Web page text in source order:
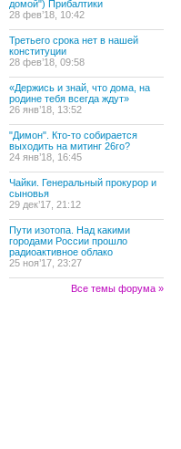
домой") Прибалтики
28 фев’18, 10:42
Третьего срока нет в нашей
конституции
28 фев’18, 09:58
«Держись и знай, что дома, на
родине тебя всегда ждут»
26 янв’18, 13:52
"Димон". Кто-то собирается
выходить на митинг 26го?
24 янв’18, 16:45
Чайки. Генеральный прокурор и
сыновья
29 дек’17, 21:12
Пути изотопа. Над какими
городами России прошло
радиоактивное облако
25 ноя’17, 23:27
Все темы форума »